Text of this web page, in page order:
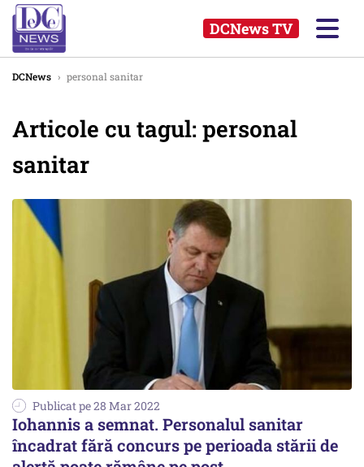
DCNews TV
DCNews › personal sanitar
Articole cu tagul: personal
sanitar
Publicat pe 28 Mar 2022
Iohannis a semnat. Personalul sanitar
încadrat fără concurs pe perioada stării de